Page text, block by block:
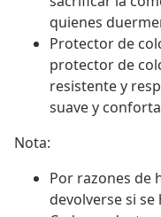
quienes
Protector de
protector de
resistente y
suave y
Nota:
Por razones de
devolverse si